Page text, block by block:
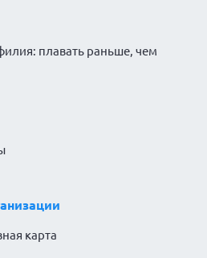
плавать раньше, чем
карта